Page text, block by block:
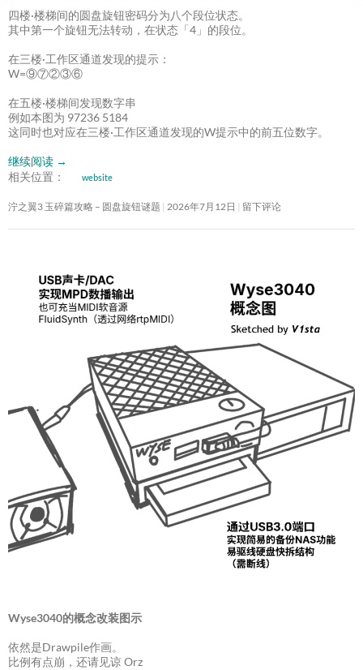
四楼·楼梯间的圆盘旋钮密码分为八个段位状态。
其中第一个旋钮无法转动，在状态「4」的段位。
在三楼·工作区通道发现的提示：
W=⑨⑦②③⑥
在五楼·楼梯间发现数字串
例如本图为 97236 5184
这同时也对应在三楼·工作区通道发现的W提示中的前五位数字。
继续阅读 →
相关位置：
website
泞之翼3 玉碎篇攻略 – 圆盘旋钮谜题 2026年7月12日 留下评论
Wyse3040的概念改装图示
依然是Drawpile作画。
比例有点崩，还请见谅 Orz